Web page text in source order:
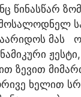
მოსალოდნელ
მას
ზევით
ხელით